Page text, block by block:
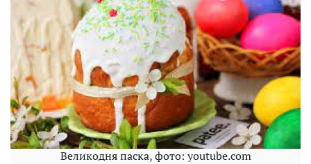
Великодня паска, фото: youtube.com